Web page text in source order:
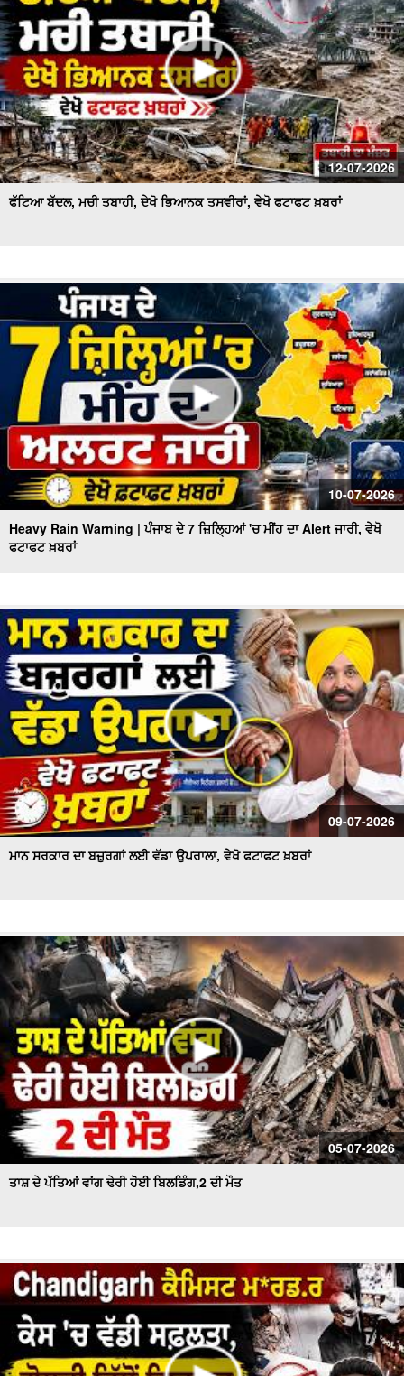
12-07-2026
ਫੱਟਿਆ ਬੱਦਲ, ਮਚੀ ਤਬਾਹੀ, ਦੇਖੋ ਭਿਆਨਕ ਤਸਵੀਰਾਂ, ਵੇਖੋ ਫਟਾਫਟ ਖ਼ਬਰਾਂ
10-07-2026
Heavy Rain Warning | ਪੰਜਾਬ ਦੇ 7 ਜ਼ਿਲ੍ਹਿਆਂ 'ਚ ਮੀਂਹ ਦਾ Alert ਜਾਰੀ, ਵੇਖੋ
ਫਟਾਫਟ ਖ਼ਬਰਾਂ
09-07-2026
ਮਾਨ ਸਰਕਾਰ ਦਾ ਬਜ਼ੁਰਗਾਂ ਲਈ ਵੱਡਾ ਉਪਰਾਲਾ, ਵੇਖੋ ਫਟਾਫਟ ਖ਼ਬਰਾਂ
05-07-2026
ਤਾਸ਼ ਦੇ ਪੱਤਿਆਂ ਵਾਂਗ ਢੇਰੀ ਹੋਈ ਬਿਲਡਿੰਗ,2 ਦੀ ਮੌਤ